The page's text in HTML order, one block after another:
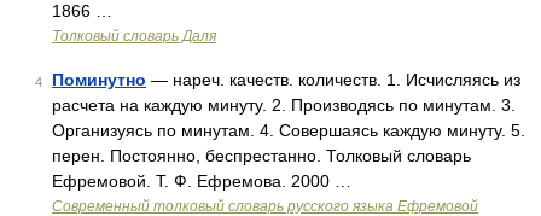
1866 …
Толковый словарь Даля
4 Поминутно — нареч. качеств. количеств. 1. Исчисляясь из
расчета на каждую минуту. 2. Производясь по минутам. 3.
Организуясь по минутам. 4. Совершаясь каждую минуту. 5.
перен. Постоянно, беспрестанно. Толковый словарь
Ефремовой. Т. Ф. Ефремова. 2000 …
Современный толковый словарь русского языка Ефремовой